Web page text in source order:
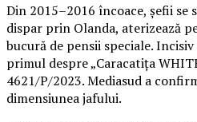
Din 2015–2016 încoace, șefii se
dispar prin Olanda, aterizează
bucură de pensii speciale.
primul despre „Caracatița
4621/P/2023. Mediasud a
dimensiunea jafului.